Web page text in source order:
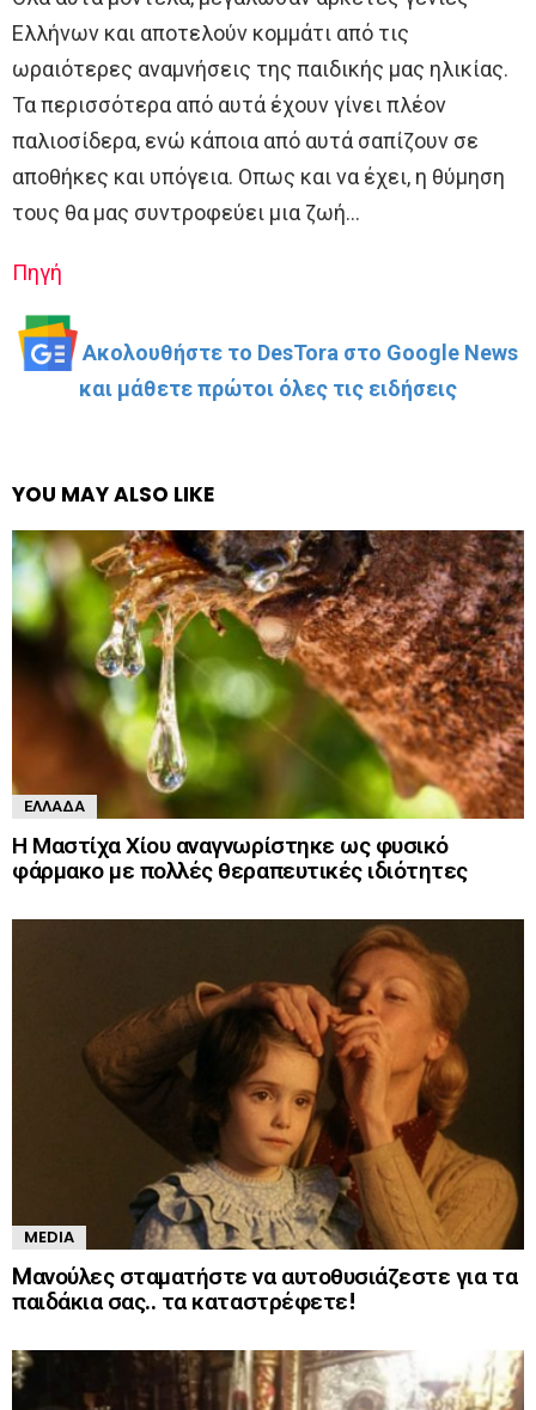
Ελλήνων και αποτελούν κομμάτι από τις
ωραιότερες αναμνήσεις της παιδικής μας ηλικίας.
Τα περισσότερα από αυτά έχουν γίνει πλέον
παλιοσίδερα, ενώ κάποια από αυτά σαπίζουν σε
αποθήκες και υπόγεια. Οπως και να έχει, η θύμηση
τους θα μας συντροφεύει μια ζωή…
Πηγή
Ακολουθήστε το DesTora στο Google News
και μάθετε πρώτοι όλες τις ειδήσεις
YOU MAY ALSO LIKE
ΕΛΛΆΔΑ
Η Μαστίχα Χίου αναγνωρίστηκε ως φυσικό
φάρμακο με πολλές θεραπευτικές ιδιότητες
MEDIA
Mανούλες σταματήστε να αυτοθυσιάζεστε για τα
παιδάκια σας.. τα καταστρέφετε!